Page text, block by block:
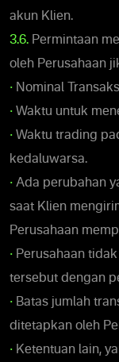
akun Klien.
3.6. Permintaan
oleh Perusahaan
• Nominal
• Waktu untuk
• Waktu trading
kedaluwarsa.
• Ada perubahan
saat Klien
Perusahaan
• Perusahaan
tersebut dengan
• Batas jumlah
ditetapkan oleh
• Ketentuan lain,